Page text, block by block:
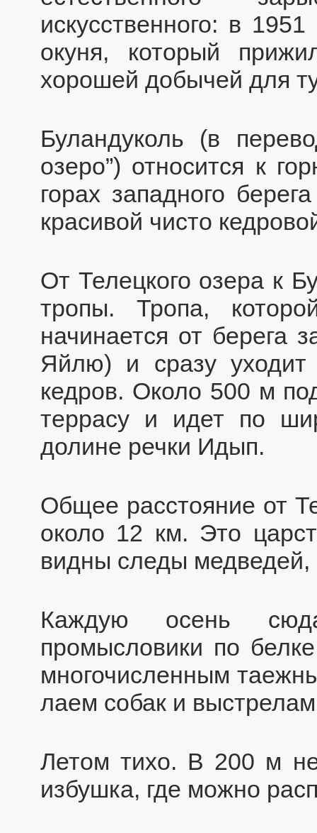
искусственного: в
окуня, который
хорошей добычей для
Буландуколь (в
озеро”) относится к
горах западного
красивой чисто
От Телецкого озера к
тропы. Тропа,
начинается от берега
Яйлю) и сразу уходит
кедров. Около 500 м
террасу и идет по
долине речки Идып.
Общее расстояние от
около 12 км. Это
видны следы медведей,
Каждую осень
промысловики по
многочисленным
лаем собак и
Летом тихо. В 200 м
избушка, где можно